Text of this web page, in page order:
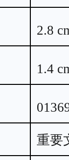
2.8
1.4
重要